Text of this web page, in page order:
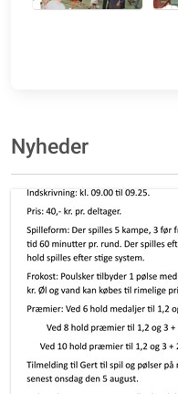
Nyheder